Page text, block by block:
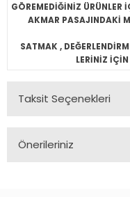
GÖREMEDİĞİNİZ ÜRÜNLER
AKMAR PASAJINDAKİ
SATMAK ,
LERİNİZ
Taksit Seçenekleri
Önerileriniz